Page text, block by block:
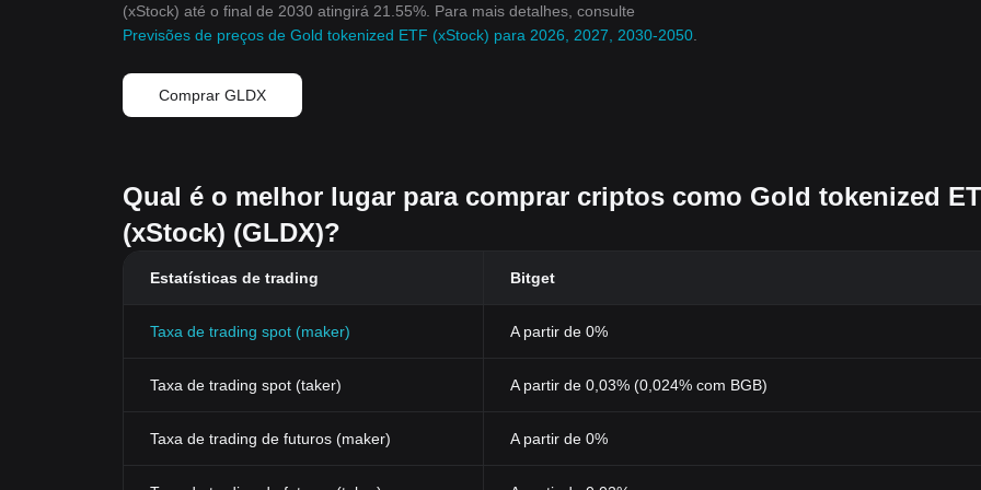
(xStock) até o final de 2030 atingirá 21.55%. Para mais detalhes, consulte
Previsões de preços de Gold tokenized ETF (xStock) para 2026, 2027, 2030-2050
Comprar GLDX
Qual é o melhor lugar para comprar criptos como Gold tokenized
(xStock) (GLDX)?
Estatísticas de trading Bitget
Taxa de trading spot (maker) A partir de 0%
Taxa de trading spot (taker) A partir de 0,03% (0,024% com BGB)
Taxa de trading de futuros (maker) A partir de 0%